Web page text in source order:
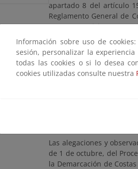
apartado 8 del artículo
Reglamento General de
Senent Aparicio, como
AUT01/22/30/0065.
El expediente estará a
partir del día siguiente a
del Estado, pudiendo
30071, Murcia, en días
esperas innecesarias
Las alegaciones y
de 1 de octubre, del
la Demarcación de
Información sobre uso de
sesión, personalizar la
todas las cookies o si lo desea
cookies utilizadas consulte nuestra